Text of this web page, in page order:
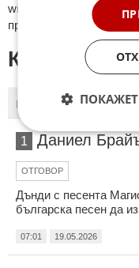
wikipedia.org,
премахнати.
ПОСЛЕДНИ ПЪРВИ
1 Даниел
ОТГОВОР
Дънди с песента
българска песен да
07:01 19.05.2026